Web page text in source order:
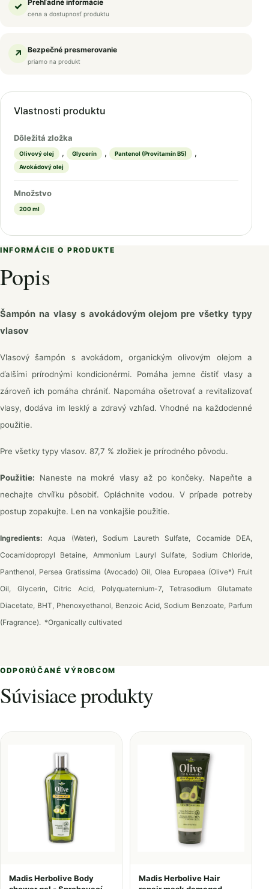
✓ Prehľadné informácie
cena a dostupnosť produktu
↗ Bezpečné presmerovanie
priamo na produkt
Vlastnosti produktu
Dôležitá zložka
Olivový olej , Glycerín , Pantenol (Provitamín B5) ,
Avokádový olej
Množstvo
200 ml
INFORMÁCIE O PRODUKTE
Popis
Šampón na vlasy s avokádovým olejom pre všetky typy
vlasov
Vlasový šampón s avokádom, organickým olivovým olejom a
ďalšími prírodnými kondicionérmi. Pomáha jemne čistiť vlasy a
zároveň ich pomáha chrániť. Napomáha ošetrovať a revitalizovať
vlasy, dodáva im lesklý a zdravý vzhľad. Vhodné na každodenné
použitie.
Pre všetky typy vlasov. 87,7 % zložiek je prírodného pôvodu.
Použitie: Naneste na mokré vlasy až po končeky. Napeňte a
nechajte chvíľku pôsobiť. Opláchnite vodou. V prípade potreby
postup zopakujte. Len na vonkajšie použitie.
Ingredients: Aqua (Water), Sodium Laureth Sulfate, Cocamide DEA,
Cocamidopropyl Betaine, Ammonium Lauryl Sulfate, Sodium Chloride,
Panthenol, Persea Gratissima (Avocado) Oil, Olea Europaea (Olive*) Fruit
Oil, Glycerin, Citric Acid, Polyquaternium-7, Tetrasodium Glutamate
Diacetate, BHT, Phenoxyethanol, Benzoic Acid, Sodium Benzoate, Parfum
(Fragrance). *Organically cultivated
ODPORÚČANÉ VÝROBCOM
Súvisiace produkty
Madis Herbolive Body
Madis Herbolive Hair